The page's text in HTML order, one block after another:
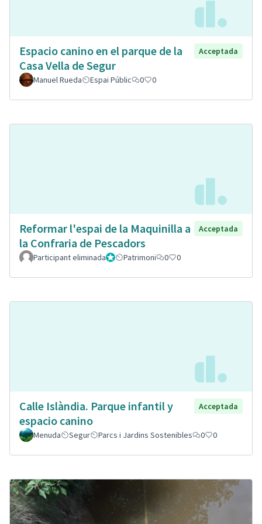
Espacio canino en el parque de la
Casa Vella de Segur
Acceptada
Manuel Rueda Espai Públic 0 0
Reformar l'espai de la Maquinilla a
la Confraria de Pescadors
Acceptada
Participant eliminadaAdministrador
Patrimoni 0 0
Calle Islàndia. Parque infantil y
espacio canino
Acceptada
Menuda Segur Parcs i Jardins Sostenibles 0 0